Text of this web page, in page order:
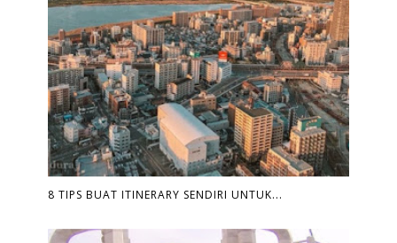
8 TIPS BUAT ITINERARY SENDIRI UNTUK...